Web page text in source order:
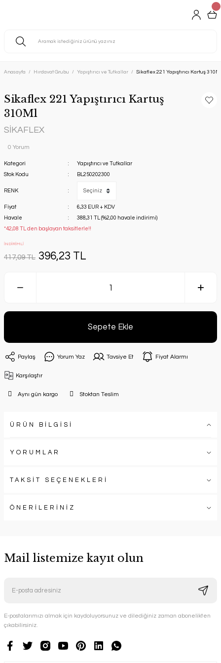
Anasayfa Hırdavat Grubu Yapıştırıcı ve Tutkallar Sikaflex 221 Yapıştırıcı Kartuş 310Ml
Sikaflex 221 Yapıştırıcı Kartuş
310Ml
SİKAFLEX
0 Yorum
Kategori
Yapıştırıcı ve Tutkallar
Stok Kodu
BL250202300
RENK
Fiyat
6,33 EUR + KDV
Havale
388,31 TL (%2,00 havale indirimi)
*42,08 TL den başlayan taksitlerle!!
İNDİRİMLİ
417,09 TL 396,23 TL
Sepete Ekle
Paylaş Yorum Yaz Tavsiye Et Fiyat Alarmı
Karşılaştır
Aynı gün kargo Stoktan Teslim
ÜRÜN BİLGİSİ
YORUMLAR
TAKSİT SEÇENEKLERİ
ÖNERİLERİNİZ
Mail listemize kayıt olun
E-postalarımızı almak için kaydoluyorsunuz ve dilediğiniz zaman abonelikten
çıkabilirsiniz.